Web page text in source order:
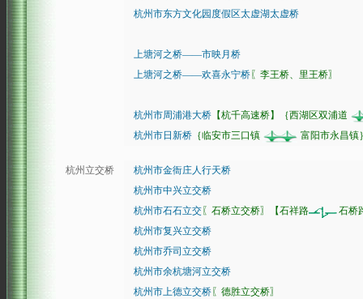
杭州市东方文化园度假区太虚湖太虚桥
上塘河之桥——市映月桥
上塘河之桥——欢喜永宁桥 〖李王桥、里王桥〗
杭州市周浦港大桥 【杭千高速桥】
｛西湖区双浦道
杭州市日新桥 ｛临安市三口镇 富阳市永昌镇
杭州立交桥
杭州市金衙庄人行天桥
杭州市中兴立交桥
杭州市石石立交 〖石桥立交桥〗【石祥路
石桥
杭州市复兴立交桥
杭州市乔司立交桥
杭州市余杭塘河立交桥
杭州市上德立交桥 〖德胜立交桥〗